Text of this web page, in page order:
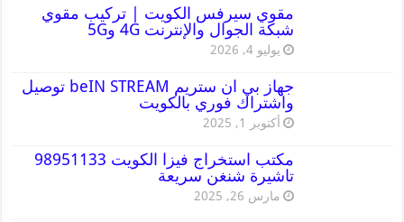
مقوي سيرفس الكويت | تركيب مقوي
شبكة الجوال والإنترنت 4G و5G
يوليو 4, 2026
جهاز بي ان ستريم beIN STREAM توصيل
واشتراك فوري بالكويت
أكتوبر 1, 2025
مكتب استخراج فيزا الكويت 98951133
تاشيرة شنغن سريعة
مارس 26, 2025